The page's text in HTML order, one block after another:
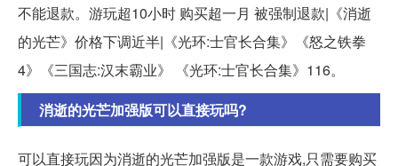
不能退款。游玩超10小时 购买超一月 被强制退款|《消逝
的光芒》价格下调近半|《光环:士官长合集》《怒之铁拳
4》《三国志:汉末霸业》 《光环:士官长合集》116。
消逝的光芒加强版可以直接玩吗?
可以直接玩因为消逝的光芒加强版是一款游戏,只需要购买